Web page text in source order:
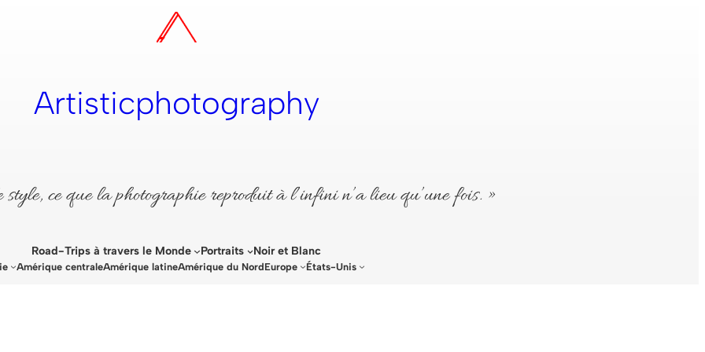
Artisticphotography
ce que la photographie reproduit à l’infini n’a lieu qu’une fois. »
Road-Trips à travers le Monde Portraits Noir et Blanc
Amérique centraleAmérique latineAmérique du NordEurope États-Unis